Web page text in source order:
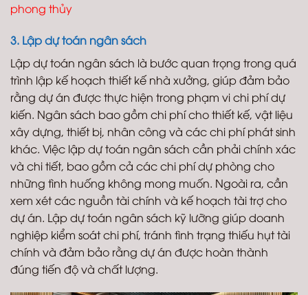
phong thủy
3. Lập dự toán ngân sách
Lập dự toán ngân sách là bước quan trọng trong quá
trình lập kế hoạch thiết kế nhà xưởng, giúp đảm bảo
rằng dự án được thực hiện trong phạm vi chi phí dự
kiến. Ngân sách bao gồm chi phí cho thiết kế, vật liệu
xây dựng, thiết bị, nhân công và các chi phí phát sinh
khác. Việc lập dự toán ngân sách cần phải chính xác
và chi tiết, bao gồm cả các chi phí dự phòng cho
những tình huống không mong muốn. Ngoài ra, cần
xem xét các nguồn tài chính và kế hoạch tài trợ cho
dự án. Lập dự toán ngân sách kỹ lưỡng giúp doanh
nghiệp kiểm soát chi phí, tránh tình trạng thiếu hụt tài
chính và đảm bảo rằng dự án được hoàn thành
đúng tiến độ và chất lượng.